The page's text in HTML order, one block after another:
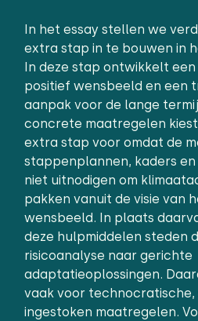
In het essay stellen we
extra stap in te bouwen in
In deze stap ontwikkelt
positief wensbeeld en een
aanpak voor de lange
concrete maatregelen
extra stap voor omdat de
stappenplannen, kaders
niet uitnodigen om
pakken vanuit de visie van
wensbeeld. In plaats
deze hulpmiddelen steden
risicoanalyse naar gerichte
adaptatieoplossingen.
vaak voor
ingestoken maatregelen.